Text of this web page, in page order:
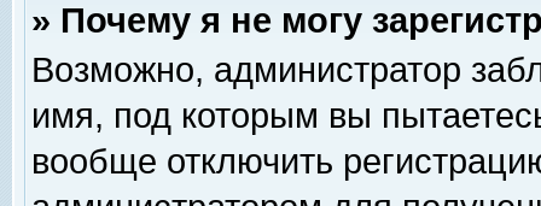
» Почему я не могу
Возможно, администратор
имя, под которым вы
вообще отключить